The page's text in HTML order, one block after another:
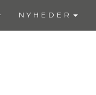
NYHEDER